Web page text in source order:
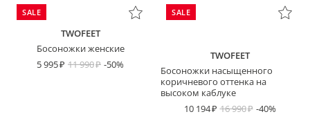
SALE
TWOFEET
Босоножки женские
5 995
11 990 -50%
SALE
TWOFEET
Босоножки насыщенного
коричневого оттенка на
высоком каблуке
10 194
16 990 -40%